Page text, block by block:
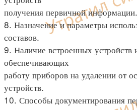
получения первичной информации.
8. Назначение и параметры
составов.
9. Наличие встроенных устройств
обеспечивающих
работу приборов на удалении от
устройств.
10. Способы документирования